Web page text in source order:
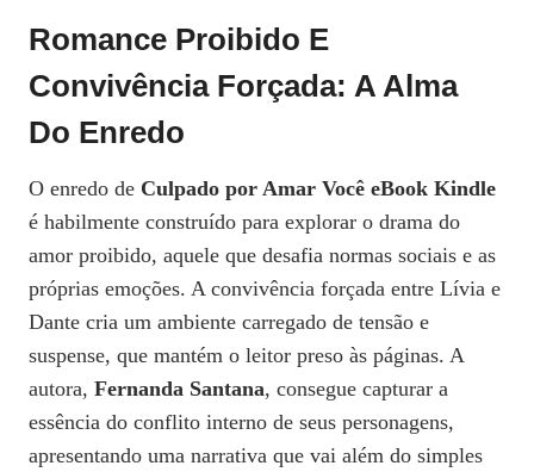
Romance Proibido E
Convivência Forçada: A Alma
Do Enredo
O enredo de Culpado por Amar Você eBook Kindle
é habilmente construído para explorar o drama do
amor proibido, aquele que desafia normas sociais e as
próprias emoções. A convivência forçada entre Lívia e
Dante cria um ambiente carregado de tensão e
suspense, que mantém o leitor preso às páginas. A
autora, Fernanda Santana, consegue capturar a
essência do conflito interno de seus personagens,
apresentando uma narrativa que vai além do simples